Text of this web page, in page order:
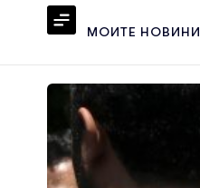
МОИТЕ НОВИНИ